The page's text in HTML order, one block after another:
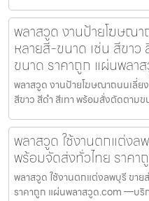
พลาสวูด งานป้ายโฆษณ
หลายสี-ขนาด เช่น สีขาว
ขนาด ราคาถูก แผ่นพลา
พลาสวูด งานป้ายโฆษณาถนนเลี่ย
สีขาว สีดำ สีเทา พร้อมสั่งตัดตาม
พลาสวูด ใช้งานตกแต่ง
พร้อมจัดส่งทั่วไทย ราค
พลาสวูด ใช้งานตกแต่งลพบุรี ขา
ราคาถูก แผ่นพลาสวูด.com —บริ